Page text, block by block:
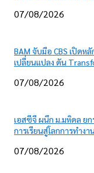
07/08/2026
BAM จับมือ CBS เปิดห
เปลี่ยนแปลง ดัน
07/08/2026
เอสซีจี ผนึก ม.มหิดล ย
การเรียนสู่โลกการทำงา
07/08/2026